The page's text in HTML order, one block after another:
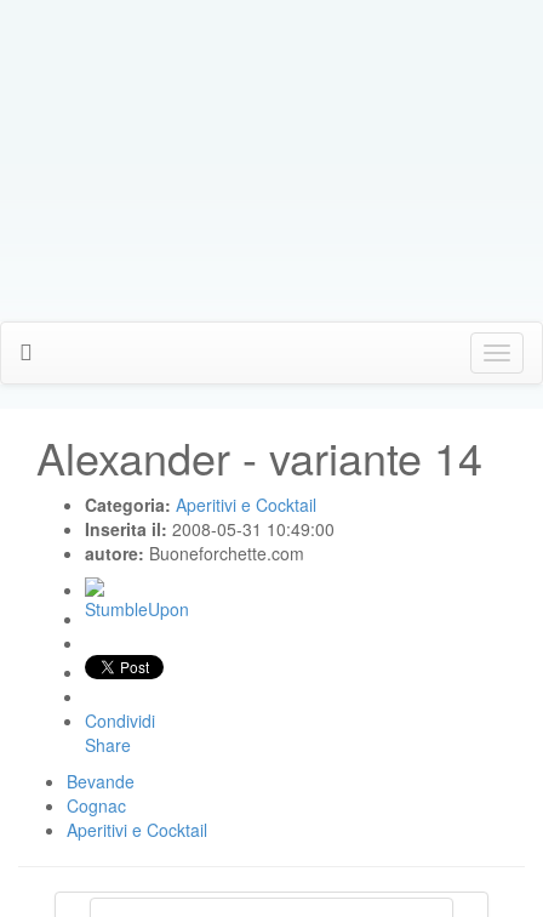
Click
Me
Alexander - variante 14
Categoria: Aperitivi e Cocktail
Inserita il: 2008-05-31 10:49:00
autore: Buoneforchette.com
Condividi
Share
Bevande
Cognac
Aperitivi e Cocktail